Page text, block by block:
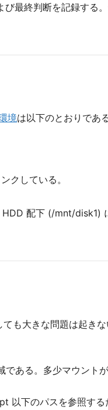
最終判断を記録する
境は以下のとおりである
クしている。
配下 (/mnt/disk1)
も大きな問題は起き
ある。多少マウント
以下のパスを参照す